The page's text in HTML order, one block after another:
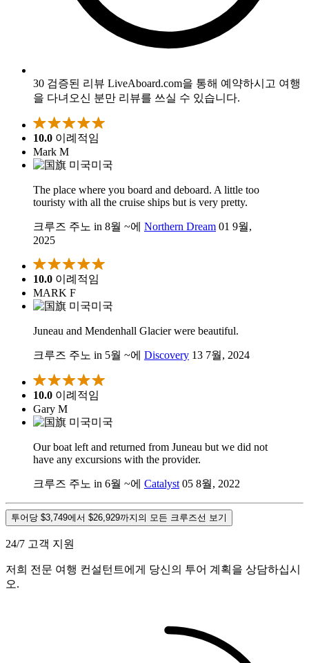
30 검증된 리뷰 LiveAboard.com을 통해 예약하시고 여행
을 다녀오신 분만 리뷰를 쓰실 수 있습니다.
10.0 이례적임
Mark M
미국
The place where you board and deboard. A little too
touristy with all the cruise ships but is very pretty.
크루즈 주노 in 8월 ~에 Northern Dream 01 9월,
2025
10.0 이례적임
MARK F
미국
Juneau and Mendenhall Glacier were beautiful.
크루즈 주노 in 5월 ~에 Discovery 13 7월, 2024
10.0 이례적임
Gary M
미국
Our boat left and returned from Juneau but we did not
have any excursions with the provider.
크루즈 주노 in 6월 ~에 Catalyst 05 8월, 2022
투어당 $3,749에서 $26,929까지의 모든 크루즈선 보기
24/7 고객 지원
저희 전문 여행 컨설턴트에게 당신의 투어 계획을 상담하십시
오.